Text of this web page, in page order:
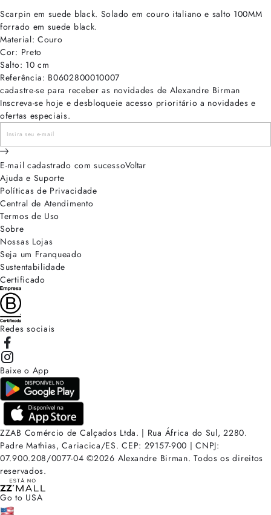
Scarpin em suede black. Solado em couro italiano e salto 100MM
forrado em suede black.
Material: Couro
Cor: Preto
Salto: 10 cm
Referência: B0602800010007
cadastre-se para receber as novidades de Alexandre Birman
Inscreva-se hoje e desbloqueie acesso prioritário a novidades e
ofertas especiais.
E-mail cadastrado com sucessoVoltar
Ajuda e Suporte
Políticas de Privacidade
Central de Atendimento
Termos de Uso
Sobre
Nossas Lojas
Seja um Franqueado
Sustentabilidade
Certificado
Redes sociais
Baixe o App
ZZAB Comércio de Calçados Ltda. | Rua África do Sul, 2280.
Padre Mathias, Cariacica/ES. CEP: 29157-900 | CNPJ:
07.900.208/0077-04 ©2026 Alexandre Birman. Todos os direitos
reservados.
Go to USA